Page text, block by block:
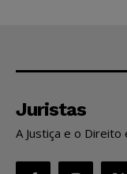
Juristas
A Justiça e o Direito